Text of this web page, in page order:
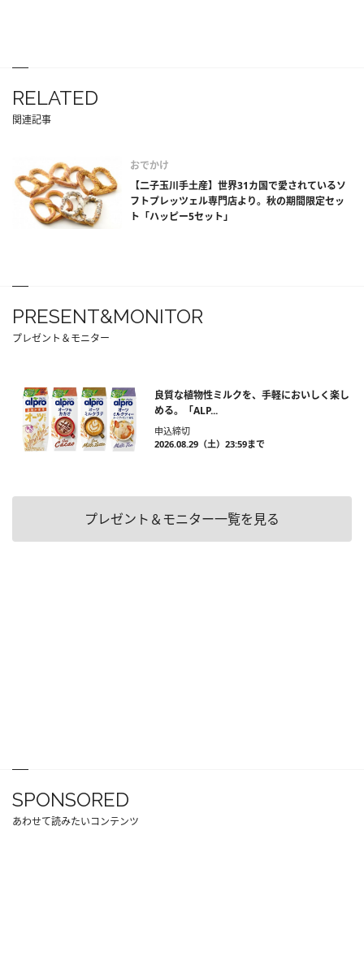
RELATED
関連記事
おでかけ
【二子玉川手土産】世界31カ国で愛されているソ
フトプレッツェル専門店より。秋の期間限定セッ
ト「ハッピー5セット」
PRESENT&MONITOR
プレゼント＆モニター
良質な植物性ミルクを、手軽においしく楽し
める。「ALP...
申込締切
2026.08.29（土）23:59まで
プレゼント＆モニター一覧を見る
SPONSORED
あわせて読みたいコンテンツ